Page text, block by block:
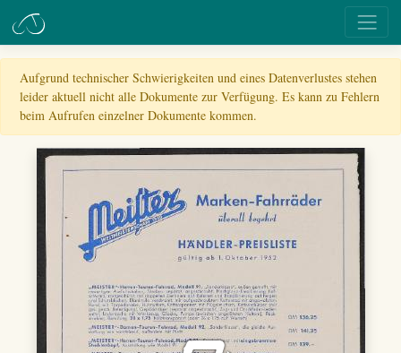
Aufgrund technischer Schwierigkeiten und eines Datenverlustes stehen
leider aktuell nicht alle Dokumente zur Verfügung. Es kann zu Fehlern
beim Aufrufen einzelner Dokumente kommen.